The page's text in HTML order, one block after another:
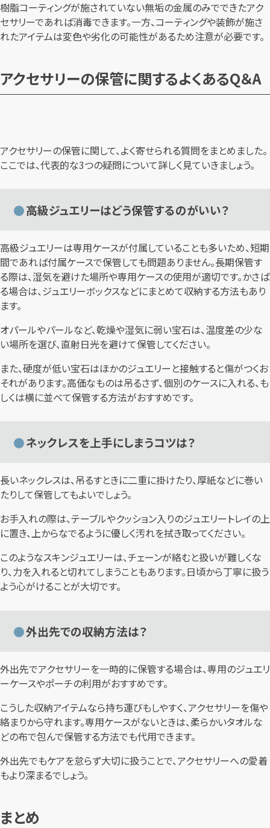
樹脂コーティングが施されていない無垢の金属のみでできたアク
セサリーであれば消毒できます。一方、コーティングや装飾が施さ
れたアイテムは変色や劣化の可能性があるため注意が必要です。
アクセサリーの保管に関するよくあるQ＆A
アクセサリーの保管に関して、よく寄せられる質問をまとめました。
ここでは、代表的な3つの疑問について詳しく見ていきましょう。
高級ジュエリーはどう保管するのがいい？
高級ジュエリーは専用ケースが付属していることも多いため、短期
間であれば付属ケースで保管しても問題ありません。長期保管す
る際は、湿気を避けた場所や専用ケースの使用が適切です。かさば
る場合は、ジュエリーボックスなどにまとめて収納する方法もあり
ます。
オパールやパールなど、乾燥や湿気に弱い宝石は、温度差の少な
い場所を選び、直射日光を避けて保管してください。
また、硬度が低い宝石はほかのジュエリーと接触すると傷がつくお
それがあります。高価なものは吊るさず、個別のケースに入れる、も
しくは横に並べて保管する方法がおすすめです。
ネックレスを上手にしまうコツは？
長いネックレスは、吊るすときに二重に掛けたり、厚紙などに巻い
たりして保管してもよいでしょう。
お手入れの際は、テーブルやクッション入りのジュエリートレイの上
に置き、上からなでるように優しく汚れを拭き取ってください。
このようなスキンジュエリーは、チェーンが絡むと扱いが難しくな
り、力を入れると切れてしまうこともあります。日頃から丁寧に扱う
よう心がけることが大切です。
外出先での収納方法は？
外出先でアクセサリーを一時的に保管する場合は、専用のジュエリ
ーケースやポーチの利用がおすすめです。
こうした収納アイテムなら持ち運びもしやすく、アクセサリーを傷や
絡まりから守れます。専用ケースがないときは、柔らかいタオルな
どの布で包んで保管する方法でも代用できます。
外出先でもケアを怠らず大切に扱うことで、アクセサリーへの愛着
もより深まるでしょう。
まとめ